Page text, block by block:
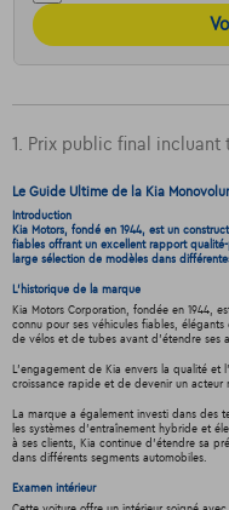
1. Prix public final incluant
Le Guide Ultime de la Kia
Introduction
Kia Motors, fondé en 1944, est un
fiables offrant un excellent rapport
large sélection de modèles dans
L'historique de la marque
Kia Motors Corporation, fondée en 1944,
connu pour ses véhicules fiables,
de vélos et de tubes avant d'étendre ses
L'engagement de Kia envers la qualité et
croissance rapide et de devenir un acteur
La marque a également investi dans des
les systèmes d'entraînement hybride et
à ses clients, Kia continue d'étendre sa
dans différents segments automobiles.
Examen intérieur